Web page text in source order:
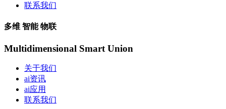
联系我们
多维 智能 物联
Multidimensional Smart Union
关于我们
ai资讯
ai应用
联系我们